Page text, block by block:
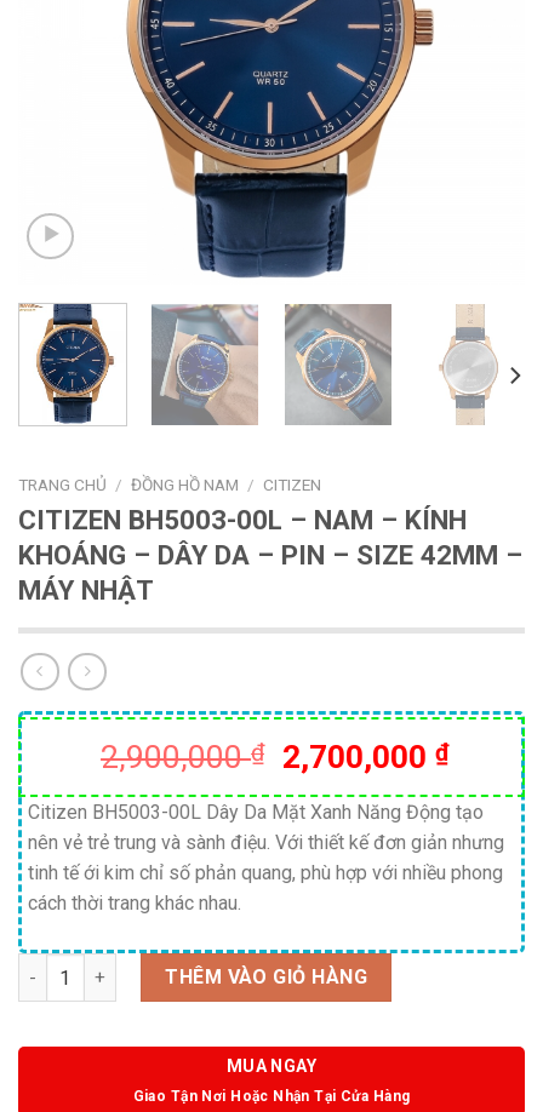
TRANG CHỦ / ĐỒNG HỒ NAM / CITIZEN
CITIZEN BH5003-00L – NAM – KÍNH
KHOÁNG – DÂY DA – PIN – SIZE 42MM –
MÁY NHẬT
2,900,000₫
Giá
gốc
là:
2,900,000 ₫.
2,700,000 ₫Giá
hiện
tại
là:
Citizen BH5003-00L Dây Da Mặt Xanh Năng Động tạo
nên vẻ trẻ trung và sành điệu. Với thiết kế đơn giản nhưng
tinh tế ới kim chỉ số phản quang, phù hợp với nhiều phong
cách thời trang khác nhau.
Số lượng THÊM VÀO GIỎ HÀNG
MUA NGAY
Giao Tận Nơi Hoặc Nhận Tại Cửa Hàng